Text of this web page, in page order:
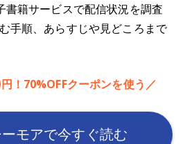
書籍サービスで配信状況を調査
手順、あらすじや見どころまで
！70%OFFクーポンを使う／
モアで今すぐ読む